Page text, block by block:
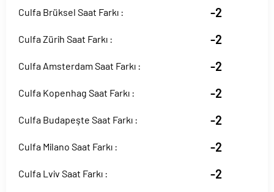
Culfa Brüksel Saat Farkı : -2
Culfa Zürih Saat Farkı : -2
Culfa Amsterdam Saat Farkı : -2
Culfa Kopenhag Saat Farkı : -2
Culfa Budapeşte Saat Farkı : -2
Culfa Milano Saat Farkı : -2
Culfa Lviv Saat Farkı : -2